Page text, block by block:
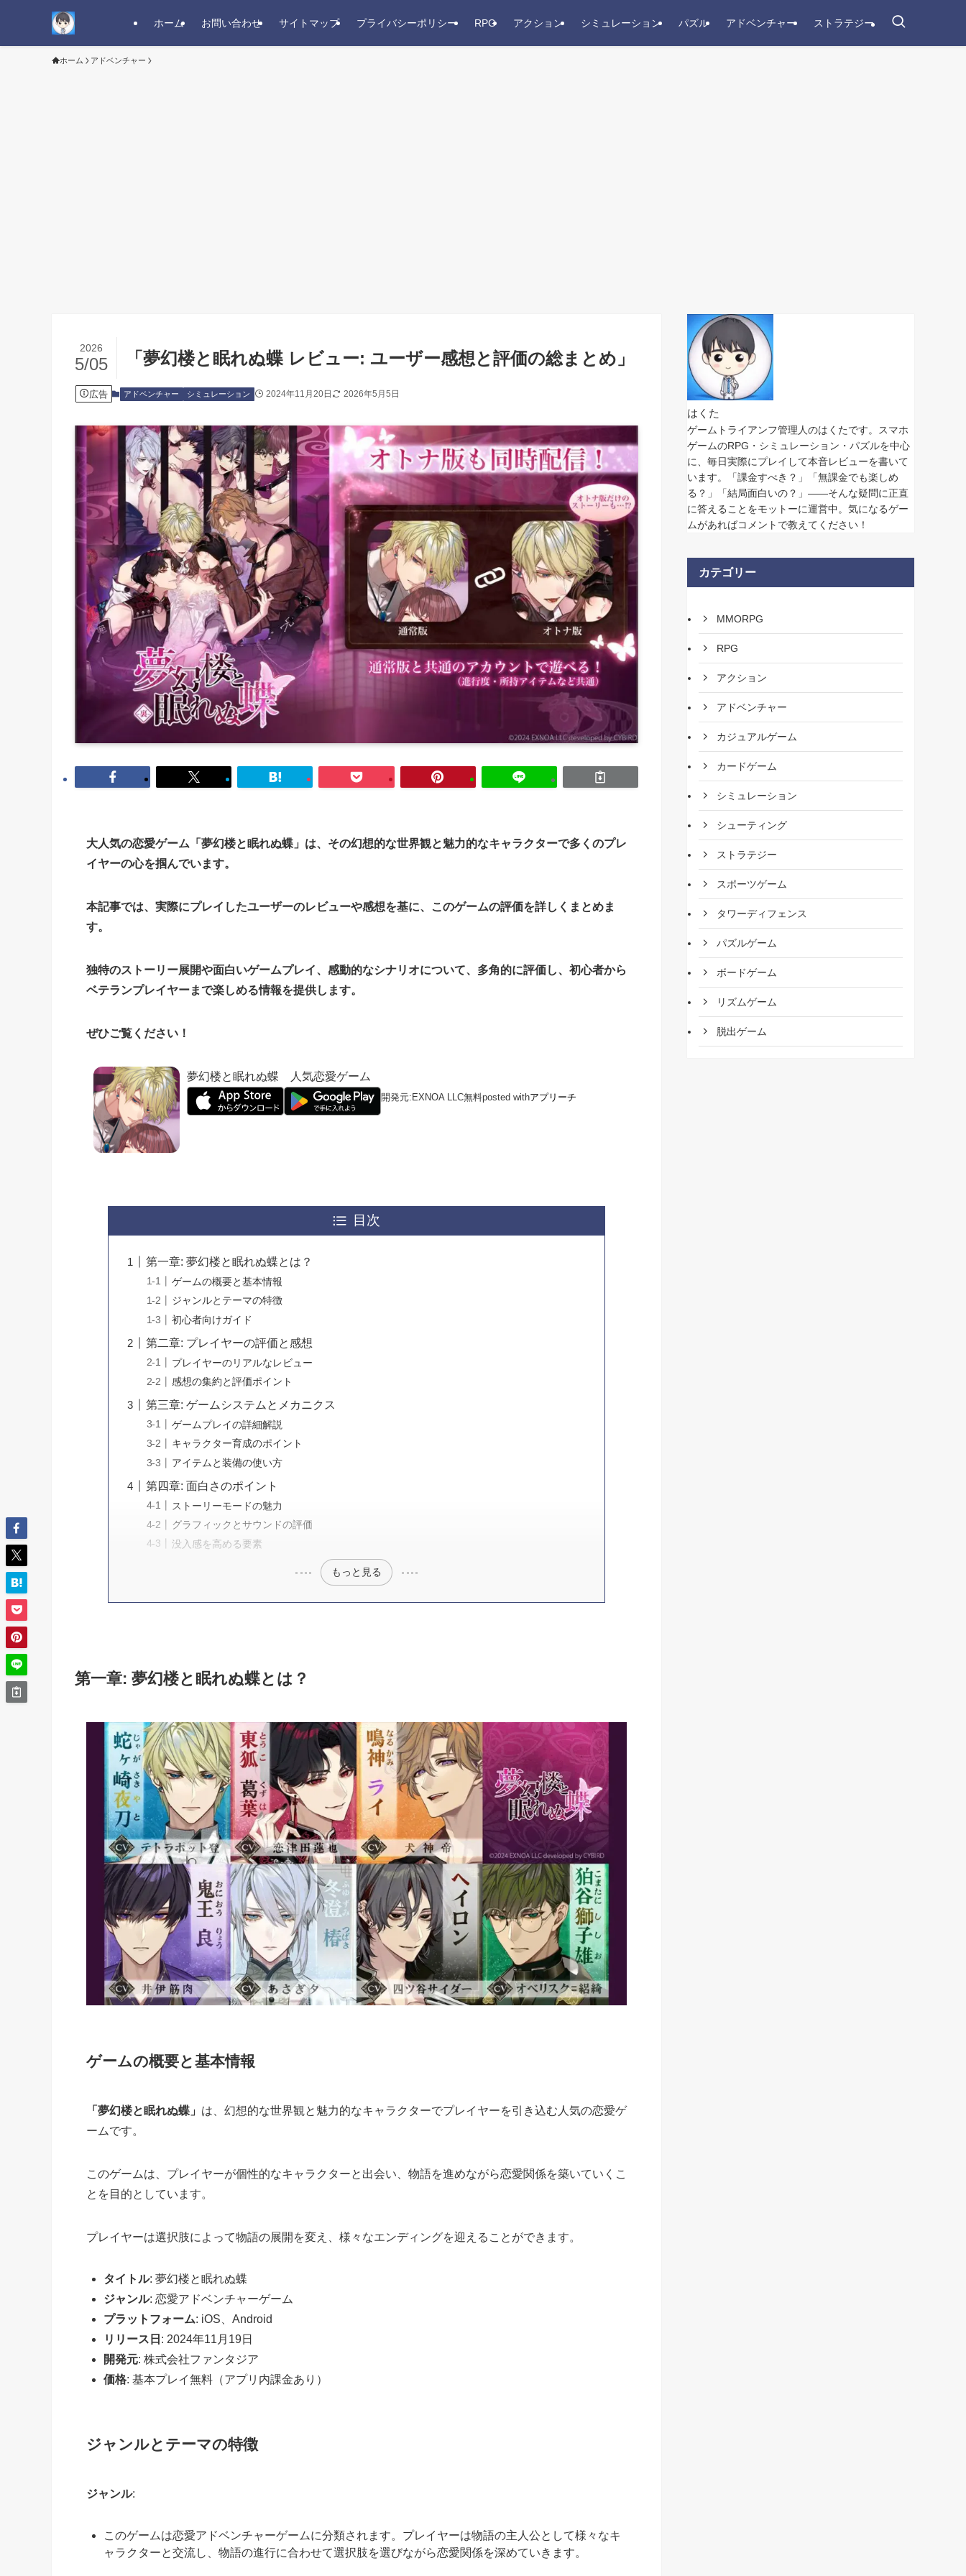
ホーム お問い合わせ サイトマップ プライバシーポリシー RPG アクション シミュレーション パズル アドベンチャー ストラテジー
ホーム アドベンチャー
「夢幻楼と眠れぬ蝶 レビュー: ユーザー感想と評価の総まとめ」
2026
5/05
広告 アドベンチャー シミュレーション 2024年11月20日 2026年5月5日
大人気の恋愛ゲーム「夢幻楼と眠れぬ蝶」は、その幻想的な世界観と魅力的なキャラクターで多くのプレ
イヤーの心を掴んでいます。
本記事では、実際にプレイしたユーザーのレビューや感想を基に、このゲームの評価を詳しくまとめま
す。
独特のストーリー展開や面白いゲームプレイ、感動的なシナリオについて、多角的に評価し、初心者から
ベテランプレイヤーまで楽しめる情報を提供します。
ぜひご覧ください！
夢幻楼と眠れぬ蝶 人気恋愛ゲーム
開発元:EXNOA LLC無料posted withアプリーチ
目次
第一章: 夢幻楼と眠れぬ蝶とは？
ゲームの概要と基本情報
ジャンルとテーマの特徴
初心者向けガイド
第二章: プレイヤーの評価と感想
プレイヤーのリアルなレビュー
感想の集約と評価ポイント
第三章: ゲームシステムとメカニクス
ゲームプレイの詳細解説
キャラクター育成のポイント
アイテムと装備の使い方
第四章: 面白さのポイント
ストーリーモードの魅力
グラフィックとサウンドの評価
没入感を高める要素
もっと見る
第一章: 夢幻楼と眠れぬ蝶とは？
ゲームの概要と基本情報
「夢幻楼と眠れぬ蝶」 は、幻想的な世界観と魅力的なキャラクターでプレイヤーを引き込む人気の恋愛ゲ
ームです。
このゲームは、プレイヤーが個性的なキャラクターと出会い、物語を進めながら恋愛関係を築いていくこ
とを目的としています。
プレイヤーは選択肢によって物語の展開を変え、様々なエンディングを迎えることができます。
タイトル: 夢幻楼と眠れぬ蝶
ジャンル: 恋愛アドベンチャーゲーム
プラットフォーム: iOS、Android
リリース日 : 2024年11月19日
開発元: 株式会社ファンタジア
価格: 基本プレイ無料（アプリ内課金あり）
ジャンルとテーマの特徴
ジャンル:
このゲームは恋愛アドベンチャーゲームに分類されます。プレイヤーは物語の主人公として様々なキ
ャラクターと交流し、物語の進行に合わせて選択肢を選びながら恋愛関係を深めていきます。
はくた
ゲームトライアンフ管理人のはくたです。スマホ
ゲームのRPG・シミュレーション・パズルを中心
に、毎日実際にプレイして本音レビューを書いて
います。「課金すべき？」「無課金でも楽しめ
る？」「結局面白いの？」——そんな疑問に正直
に答えることをモットーに運営中。気になるゲー
ムがあればコメントで教えてください！
カテゴリー
MMORPG
RPG
アクション
アドベンチャー
カジュアルゲーム
カードゲーム
シミュレーション
シューティング
ストラテジー
スポーツゲーム
タワーディフェンス
パズルゲーム
ボードゲーム
リズムゲーム
脱出ゲーム